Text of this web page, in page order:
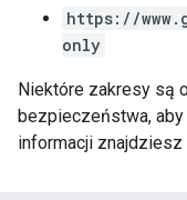
https://
only
Niektóre zakresy są
bezpieczeństwa, aby
informacji znajdziesz